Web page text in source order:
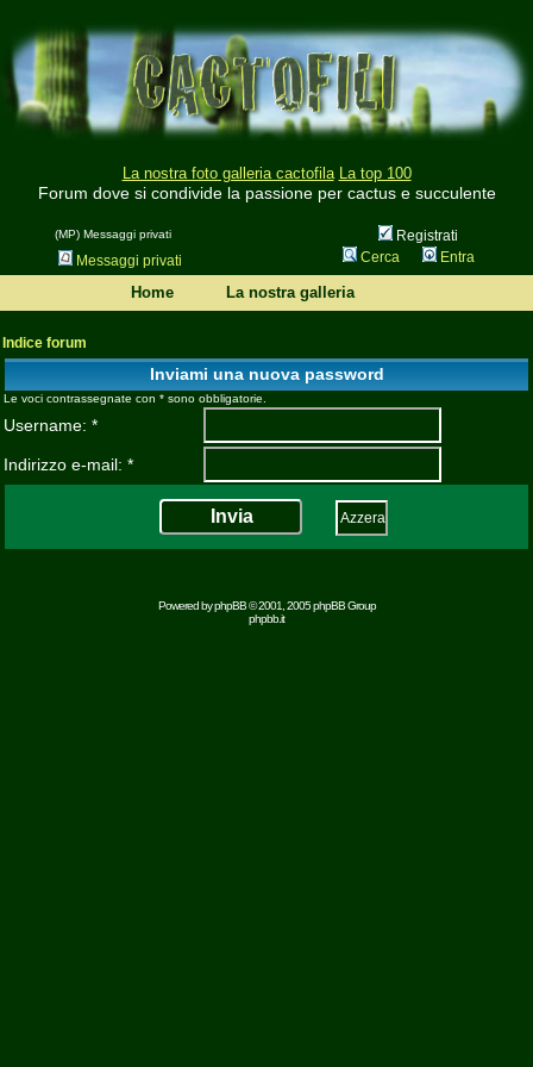
La nostra foto galleria cactofila La top 100
Forum dove si condivide la passione per cactus e succulente
(MP) Messaggi privati
Registrati
Messaggi privati
Cerca Entra
Home La nostra galleria
Indice forum
Inviami una nuova password
Le voci contrassegnate con * sono obbligatorie.
Username: *
Indirizzo e-mail: *
Powered byphpBB© 2001, 2005 phpBB Group
phpbb.it